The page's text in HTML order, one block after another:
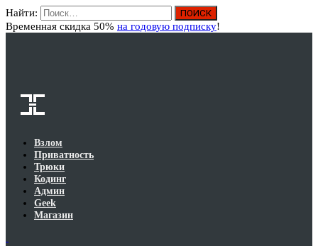
Найти:
Временная скидка 50% на годовую подписку!
Взлом
Приватность
Трюки
Кодинг
Админ
Geek
Магазин